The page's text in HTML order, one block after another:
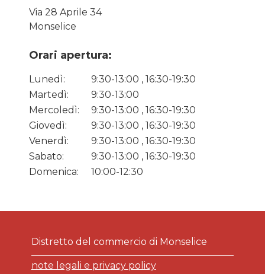
Via 28 Aprile 34
Monselice
Orari apertura:
Lunedì:
9:30-13:00 , 16:30-19:30
Martedì:
9:30-13:00
Mercoledì:
9:30-13:00 , 16:30-19:30
Giovedì:
9:30-13:00 , 16:30-19:30
Venerdì:
9:30-13:00 , 16:30-19:30
Sabato:
9:30-13:00 , 16:30-19:30
Domenica:
10:00-12:30
Distretto del commercio di Monselice
note legali e privacy policy